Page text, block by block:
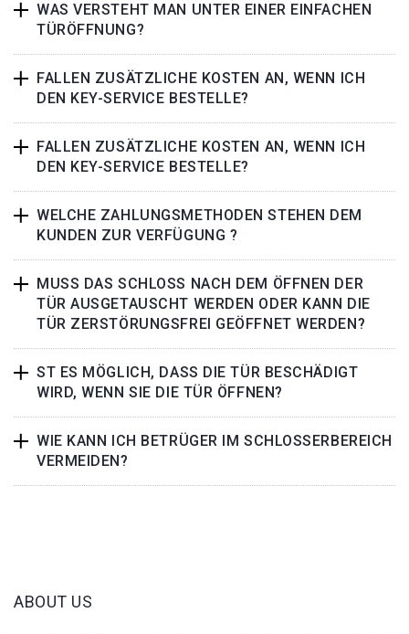
WAS VERSTEHT MAN UNTER EINER EINFACHEN
TÜRÖFFNUNG?
FALLEN ZUSÄTZLICHE KOSTEN AN, WENN ICH
DEN KEY-SERVICE BESTELLE?
FALLEN ZUSÄTZLICHE KOSTEN AN, WENN ICH
DEN KEY-SERVICE BESTELLE?
WELCHE ZAHLUNGSMETHODEN STEHEN DEM
KUNDEN ZUR VERFÜGUNG ?
MUSS DAS SCHLOSS NACH DEM ÖFFNEN DER
TÜR AUSGETAUSCHT WERDEN ODER KANN DIE
TÜR ZERSTÖRUNGSFREI GEÖFFNET WERDEN?
ST ES MÖGLICH, DASS DIE TÜR BESCHÄDIGT
WIRD, WENN SIE DIE TÜR ÖFFNEN?
WIE KANN ICH BETRÜGER IM SCHLOSSERBEREICH
VERMEIDEN?
ABOUT US